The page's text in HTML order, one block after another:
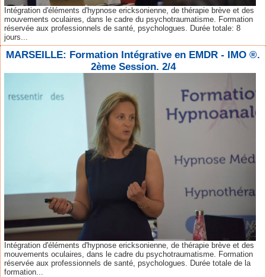
Intégration d'éléments d'hypnose ericksonienne, de thérapie brève et des
mouvements oculaires, dans le cadre du psychotraumatisme. Formation
réservée aux professionnels de santé, psychologues. Durée totale: 8
jours...
MARSEILLE: Formation Intégrative en EMDR - IMO ®.
2ème Session. 2/4
Intégration d'éléments d'hypnose ericksonienne, de thérapie brève et des
mouvements oculaires, dans le cadre du psychotraumatisme. Formation
réservée aux professionnels de santé, psychologues. Durée totale de la
formation...